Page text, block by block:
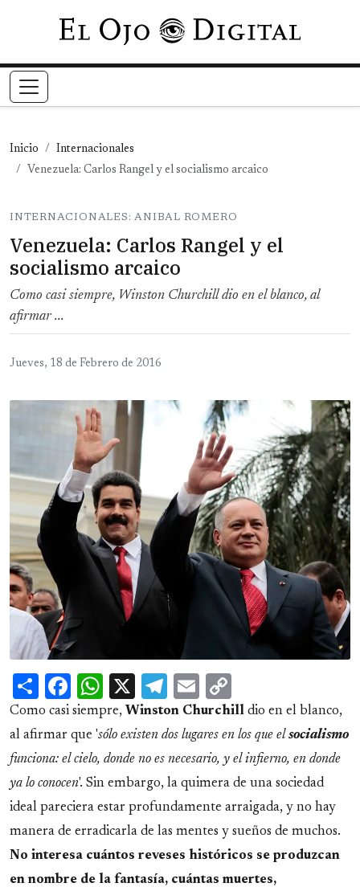
Pasar al contenido principal
Inicio
Internacionales
Venezuela: Carlos Rangel y el socialismo arcaico
INTERNACIONALES: ANIBAL ROMERO
Venezuela: Carlos Rangel y el
socialismo arcaico
Como casi siempre, Winston Churchill dio en el blanco, al
afirmar ...
Jueves, 18 de Febrero de 2016
ShareFacebook
WhatsApp
X Telegram
Email
Link
Como casi siempre, Winston Churchill dio en el blanco,
al afirmar que 'sólo existen dos lugares en los que el socialismo
funciona: el cielo, donde no es necesario, y el infierno, en donde
ya lo conocen'. Sin embargo, la quimera de una sociedad
ideal pareciera estar profundamente arraigada, y no hay
manera de erradicarla de las mentes y sueños de muchos.
No interesa cuántos reveses históricos se produzcan
en nombre de la fantasía, cuántas muertes,